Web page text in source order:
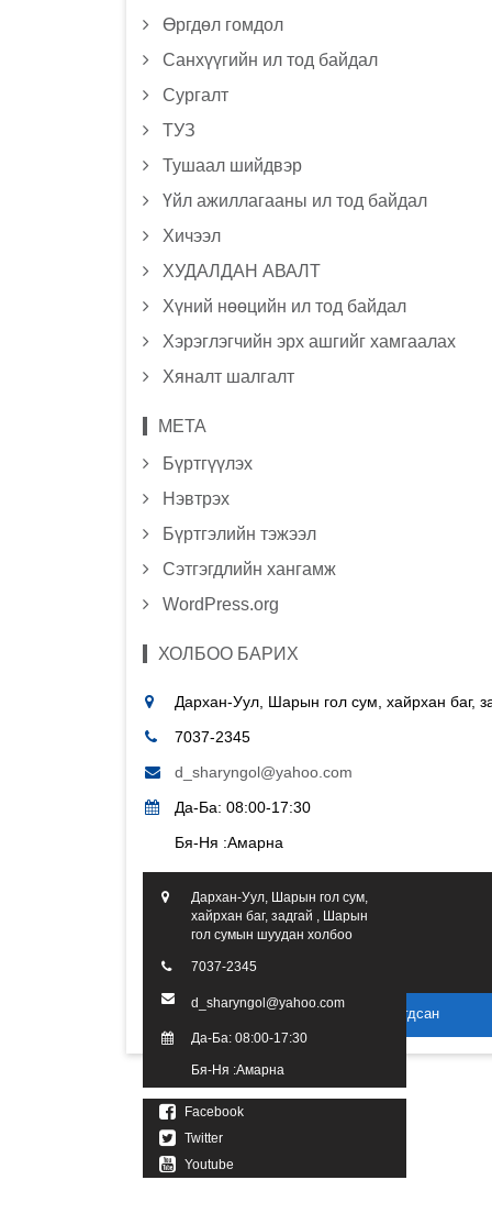
Өргдөл гомдол
Санхүүгийн ил тод байдал
Сургалт
ТУЗ
Тушаал шийдвэр
Үйл ажиллагааны ил тод байдал
Хичээл
ХУДАЛДАН АВАЛТ
Хүний нөөцийн ил тод байдал
Хэрэглэгчийн эрх ашгийг хамгаалах
Хяналт шалгалт
МЕТА
Бүртгүүлэх
Нэвтрэх
Бүртгэлийн тэжээл
Сэтгэгдлийн хангамж
WordPress.org
ХОЛБОО БАРИХ
Дархан-Уул, Шарын гол сум, хайрхан баг,
7037-2345
d_sharyngol@yahoo.com
Да-Ба: 08:00-17:30
Бя-Ня :Амарна
Дархан-Уул, Шарын гол сум,
хайрхан баг, задгай , Шарын
гол сумын шуудан холбоо
7037-2345
d_sharyngol@yahoo.com
Да-Ба: 08:00-17:30
Бя-Ня :Амарна
Facebook
Twitter
Youtube
2016 он. Бүх эрх хуулиар хамгаалагдсан